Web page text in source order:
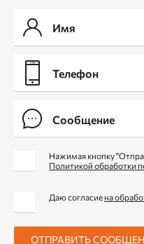
Нажимая кнопку
Политикой обработки
Даю согласие на
ОТПРАВИТЬ